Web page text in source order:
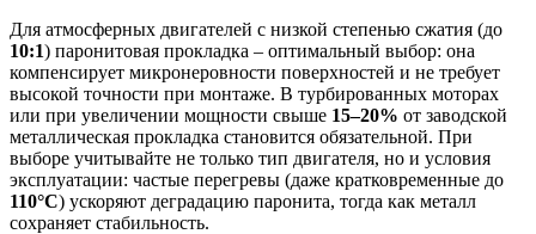
Для атмосферных двигателей с низкой степенью сжатия (до
10:1) паронитовая прокладка – оптимальный выбор: она
компенсирует микронеровности поверхностей и не требует
высокой точности при монтаже. В турбированных моторах
или при увеличении мощности свыше 15–20% от заводской
металлическая прокладка становится обязательной. При
выборе учитывайте не только тип двигателя, но и условия
эксплуатации: частые перегревы (даже кратковременные до
110°C) ускоряют деградацию паронита, тогда как металл
сохраняет стабильность.